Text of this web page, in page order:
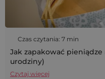
Czas czytania: 7 min
Jak zapakować
urodziny)
Czytaj więcej